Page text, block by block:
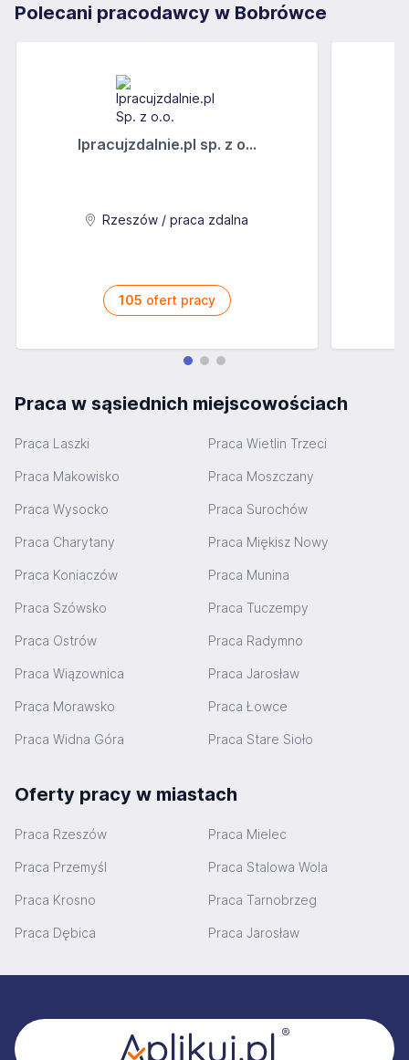
Polecani pracodawcy w Bobrówce
Ipracujzdalnie.pl sp. z o...
Rzeszów / praca zdalna
105 ofert pracy
Praca w sąsiednich miejscowościach
Praca Laszki Praca Wietlin Trzeci
Praca Makowisko Praca Moszczany
Praca Wysocko Praca Surochów
Praca Charytany Praca Miękisz Nowy
Praca Koniaczów Praca Munina
Praca Szówsko Praca Tuczempy
Praca Ostrów Praca Radymno
Praca Wiązownica Praca Jarosław
Praca Morawsko Praca Łowce
Praca Widna Góra Praca Stare Sioło
Oferty pracy w miastach
Praca Rzeszów Praca Mielec
Praca Przemyśl Praca Stalowa Wola
Praca Krosno Praca Tarnobrzeg
Praca Dębica Praca Jarosław